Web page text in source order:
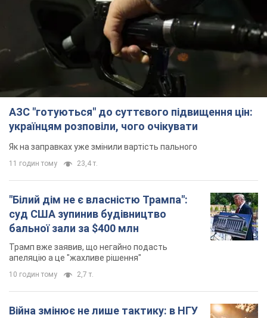
АЗС "готуються" до суттєвого підвищення цін:
українцям розповіли, чого очікувати
Як на заправках уже змінили вартість пального
11 годин тому 23,4 т.
"Білий дім не є власністю Трампа":
суд США зупинив будівництво
бальної зали за $400 млн
Трамп вже заявив, що негайно подасть
апеляцію а це "жахливе рішення"
10 годин тому 2,7 т.
Війна змінює не лише тактику: в НГУ